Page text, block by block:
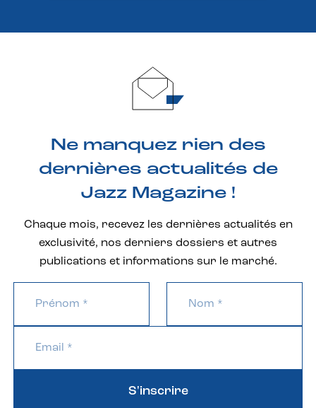
Ne manquez rien des
dernières actualités de
Jazz Magazine !
Chaque mois, recevez les dernières actualités en
exclusivité, nos derniers dossiers et autres
publications et informations sur le marché.
S'inscrire